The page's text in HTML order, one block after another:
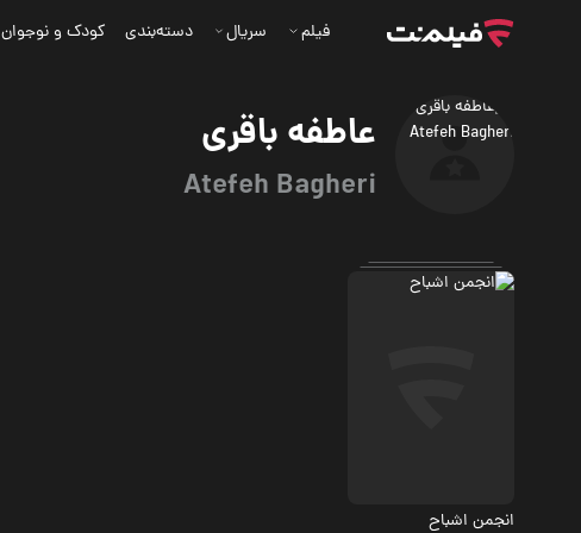
عاطفه باقری
Atefeh Bagheri
فیلم سریال دسته‌بندی کودک و نوجوان
انجمن اشباح